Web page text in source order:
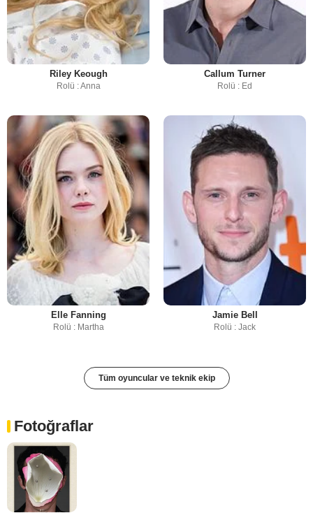
Riley Keough
Rolü : Anna
Callum Turner
Rolü : Ed
Elle Fanning
Rolü : Martha
Jamie Bell
Rolü : Jack
Tüm oyuncular ve teknik ekip
Fotoğraflar